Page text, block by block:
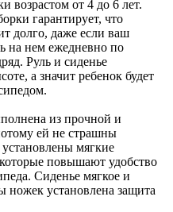
возрастом от 4 до 6 лет.
гарантирует, что
долго, даже если ваш
на нем ежедневно по
Руль и сиденье
а значит ребенок будет
из прочной и
ей не страшны
мягкие
повышают удобство
Сиденье мягкое и
ножек установлена защита